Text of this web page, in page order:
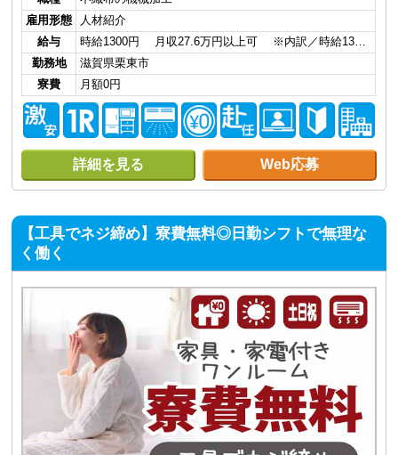
雇用形態
人材紹介
給与
時給1300円 月収27.6万円以上可 ※内訳／時給13…
勤務地
滋賀県栗東市
寮費
月額0円
詳細を見る Web応募
【工具でネジ締め】寮費無料◎日勤シフトで無理な
く働く